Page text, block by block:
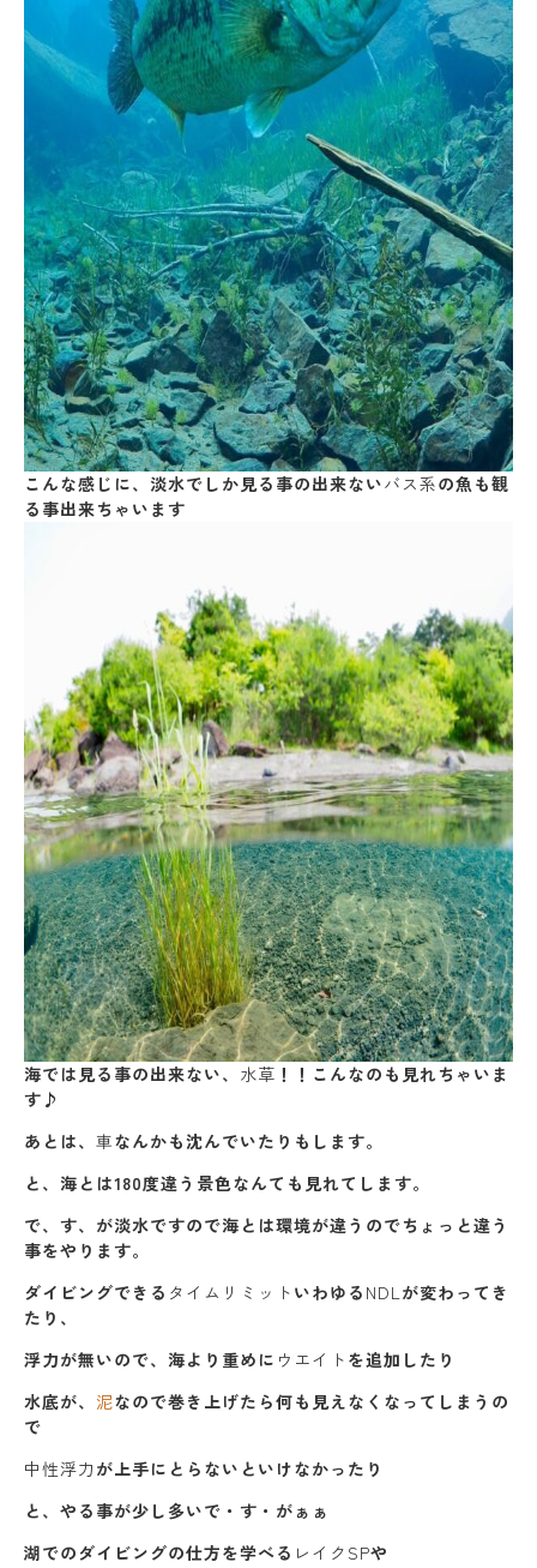
こんな感じに、淡水でしか見る事の出来ないバス系の魚も観
る事出来ちゃいます
海では見る事の出来ない、 水草 ！！こんなのも見れちゃいま
す♪
あとは、 車なんかも沈んでいたりもします。
と、海とは180度違う景色なんても見れてします。
で、す、が淡水ですので海とは環境が違うのでちょっと違う
事をやります。
ダイビングできる タイムリミット いわゆる NDLが変わってき
たり、
浮力が無いので、海より重めに ウエイト を追加したり
水底が、 泥なので巻き上げたら何も見えなくなってしまうの
で
中性浮力 が上手にとらないといけなかったり
と、やる事が少し多いで・す・がぁぁ
湖でのダイビングの仕方を学べる レイクSPや